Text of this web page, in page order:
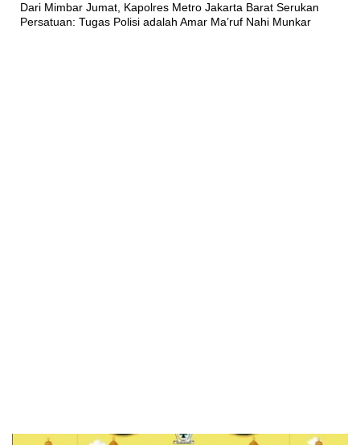
Dari Mimbar Jumat, Kapolres Metro Jakarta Barat Serukan
Persatuan: Tugas Polisi adalah Amar Ma’ruf Nahi Munkar